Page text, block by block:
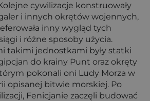
cywilizacje konstruowały
i innych okrętów wojennych,
inny wygląd tych
i różne sposoby użycia.
takimi jednostkami były statki
do krainy Punt oraz okręty
pokonali oni Ludy Morza w
opisanej bitwie morskiej. Po
Fenicjanie zaczęli budować